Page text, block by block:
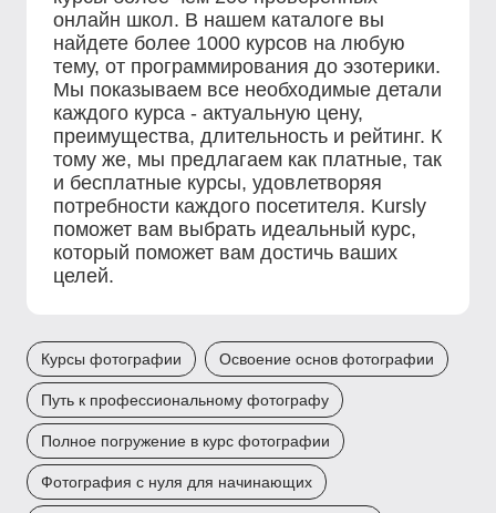
онлайн школ. В нашем каталоге вы
найдете более 1000 курсов на любую
тему, от программирования до эзотерики.
Мы показываем все необходимые детали
каждого курса - актуальную цену,
преимущества, длительность и рейтинг. К
тому же, мы предлагаем как платные, так
и бесплатные курсы, удовлетворяя
потребности каждого посетителя. Kursly
поможет вам выбрать идеальный курс,
который поможет вам достичь ваших
целей.
Курсы фотографии Освоение основ фотографии
Путь к профессиональному фотографу
Полное погружение в курс фотографии
Фотография с нуля для начинающих